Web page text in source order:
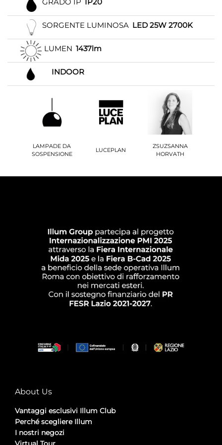
GRADO IP IP20
SORGENTE LUMINOSA LED 25W 2700K
LUMEN 1437lm
INDOOR
LAMPADE DA
SOSPENSIONE
LUCEPLAN
ZSUZSANNA
HORVATH
About Us
Vantaggi esclusivi Illum Club
Perché scegliere Illum
I nostri negozi